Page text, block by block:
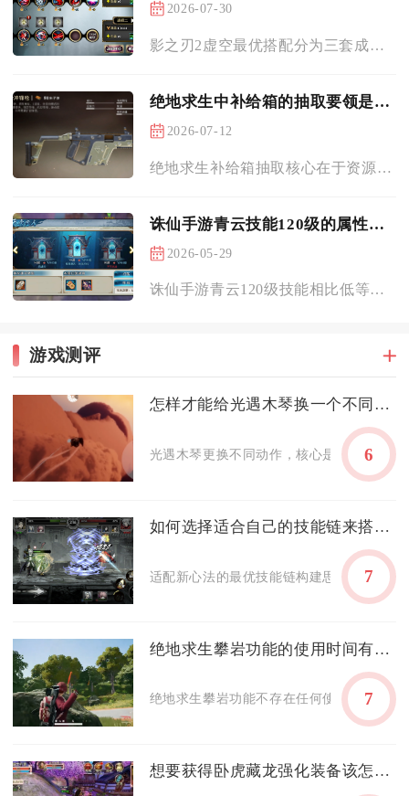
2026-07-30
影之刃2虚空最优搭配分为三套成熟体系，分别是PVP竞技的控场...
绝地求生中补给箱的抽取要领是什么
2026-07-12
绝地求生补给箱抽取核心在于资源规划、单开节奏控制、箱型优先级...
诛仙手游青云技能120级的属性有什么不同
2026-05-29
诛仙手游青云120级技能相比低等级阶段，核心差异体现在技能基...
游戏测评
怎样才能给光遇木琴换一个不同的动作
光遇木琴更换不同动作，核心是利用乐器
6
如何选择适合自己的技能链来搭配影之刃3的新心法
适配新心法的最优技能链构建思路，核心
7
绝地求生攀岩功能的使用时间有限制吗
绝地求生攀岩功能不存在任何使用时间限
7
想要获得卧虎藏龙强化装备该怎么做